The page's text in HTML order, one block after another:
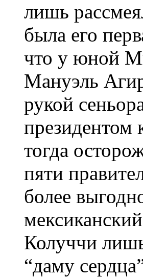
лишь
была его
что у юной
Мануэль
рукой
президентом
тогда
пяти
более
Колуччи
“даму